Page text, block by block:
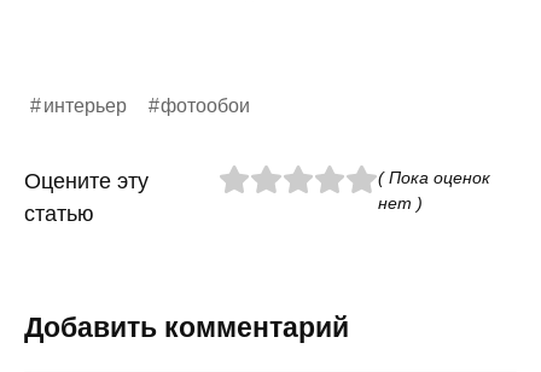
интерьер фотообои
Оцените эту
статью
( Пока оценок
нет )
Добавить комментарий